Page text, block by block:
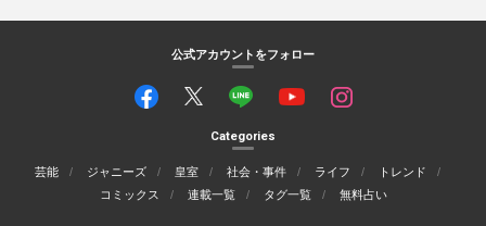
公式アカウントをフォロー
Categories
芸能 ジャニーズ 皇室 社会・事件 ライフ
トレンド
コミックス
連載一覧 タグ一覧 無料占い